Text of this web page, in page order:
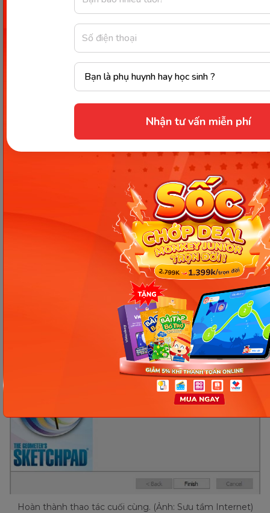
Nhận tư vấn miễn phí
Bấm Install để hoàn thành cài đặt. (Ảnh: Sưu tầm Internet)
Bấm Finish và quá trình tải ứng dụng toán học
Sketchpad hoàn tất. Người sử dụng có thể trải
nghiệm các tính năng sau khi tải ngay.
Hoàn thành thao tác cuối cùng. (Ảnh: Sưu tầm Internet)